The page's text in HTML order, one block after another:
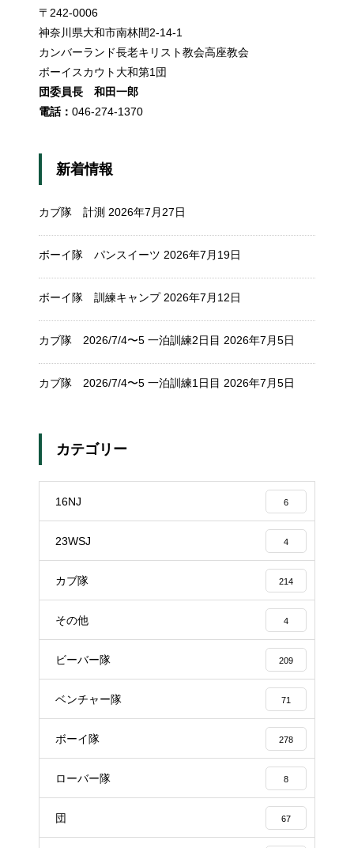
〒242-0006
神奈川県大和市南林間2-14-1
カンバーランド長老キリスト教会高座教会
ボーイスカウト大和第1団
団委員長 和田一郎
電話： 046-274-1370
新着情報
カブ隊 計測 2026年7月27日
ボーイ隊 パンスイーツ 2026年7月19日
ボーイ隊 訓練キャンプ 2026年7月12日
カブ隊 2026/7/4〜5 一泊訓練2日目 2026年7月5日
カブ隊 2026/7/4〜5 一泊訓練1日目 2026年7月5日
カテゴリー
16NJ 6
23WSJ 4
カブ隊 214
その他 4
ビーバー隊 209
ベンチャー隊 71
ボーイ隊 278
ローバー隊 8
団 67